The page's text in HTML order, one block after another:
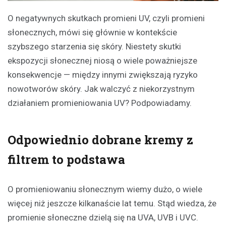
O negatywnych skutkach promieni UV, czyli promieni
słonecznych, mówi się głównie w kontekście
szybszego starzenia się skóry. Niestety skutki
ekspozycji słonecznej niosą o wiele poważniejsze
konsekwencje — między innymi zwiększają ryzyko
nowotworów skóry. Jak walczyć z niekorzystnym
działaniem promieniowania UV? Podpowiadamy.
Odpowiednio dobrane kremy z
filtrem to podstawa
O promieniowaniu słonecznym wiemy dużo, o wiele
więcej niż jeszcze kilkanaście lat temu. Stąd wiedza, że
promienie słoneczne dzielą się na UVA, UVB i UVC.